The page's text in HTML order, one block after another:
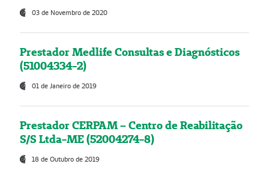
03 de Novembro de 2020
Prestador Medlife Consultas e Diagnósticos
(51004334-2)
01 de Janeiro de 2019
Prestador CERPAM – Centro de Reabilitação
S/S Ltda-ME (52004274-8)
18 de Outubro de 2019